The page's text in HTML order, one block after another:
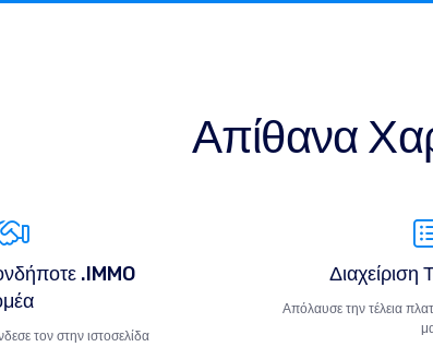
Απίθανα
.IMMO
τον στην ιστοσελίδα
Διαχείριση
Απόλαυσε την τέλεια